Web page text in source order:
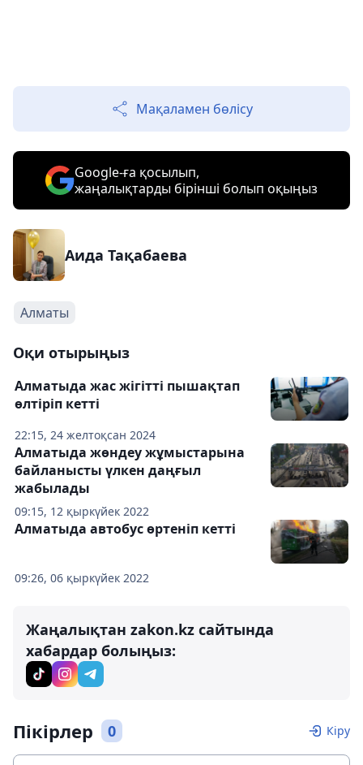
Мақаламен бөлісу
Google-ға қосылып,
жаңалықтарды бірінші болып оқыңыз
Аида Тақабаева
Алматы
Оқи отырыңыз
22:15, 24 желтоқсан 2024
Алматыда жас жігітті пышақтап
өлтіріп кетті
09:15, 12 қыркүйек 2022
Алматыда жөндеу жұмыстарына
байланысты үлкен даңғыл
жабылады
09:26, 06 қыркүйек 2022
Алматыда автобус өртеніп кетті
Жаңалықтан zakon.kz сайтында
хабардар болыңыз:
Пікірлер 0 Кіру